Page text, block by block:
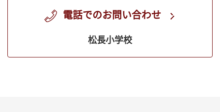
電話でのお問い合わせ
松長小学校